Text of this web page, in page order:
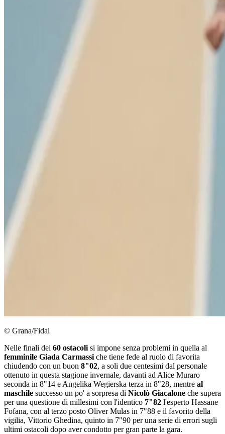
© Grana/Fidal
Nelle finali dei 60 ostacoli si impone senza problemi in quella al
femminile Giada Carmassi che tiene fede al ruolo di favorita
chiudendo con un buon 8"02, a soli due centesimi dal personale
ottenuto in questa stagione invernale, davanti ad Alice Muraro
seconda in 8"14 e Angelika Wegierska terza in 8"28, mentre al
maschile successo un po' a sorpresa di Nicolò Giacalone che supera
per una questione di millesimi con l'identico 7"82 l'esperto Hassane
Fofana, con al terzo posto Oliver Mulas in 7"88 e il favorito della
vigilia, Vittorio Ghedina, quinto in 7"90 per una serie di errori sugli
ultimi ostacoli dopo aver condotto per gran parte la gara.